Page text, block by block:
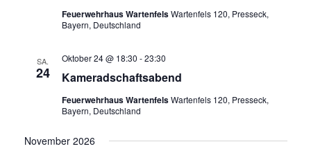
Feuerwehrhaus WartenfelsWartenfels 120, Presseck,
Bayern, Deutschland
SA.
24 Kameradschaftsabend
Oktober 24 @ 18:30 -23:30
Feuerwehrhaus WartenfelsWartenfels 120, Presseck,
Bayern, Deutschland
November 2026